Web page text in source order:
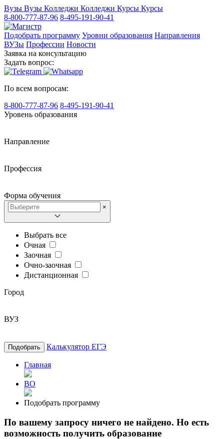
Вузы Вузы Колледжи Колледжи Курсы Курсы
8-800-777-87-96 8-495-191-90-41
Подобрать программу Уровни образования Направления
ВУЗы Профессии Новости
Заявка на консультацию
Задать вопрос:
По всем вопросам:
8-800-777-87-96 8-495-191-90-41
Уровень образования
Направление
Профессия
Форма обучения
×
Выбрать все
Очная
Заочная
Очно-заочная
Дистанционная
Город
ВУЗ
Подобрать Калькулятор ЕГЭ
Главная
ВО
Подобрать программу
По вашему запросу ничего не найдено. Но есть
возможность получить образование